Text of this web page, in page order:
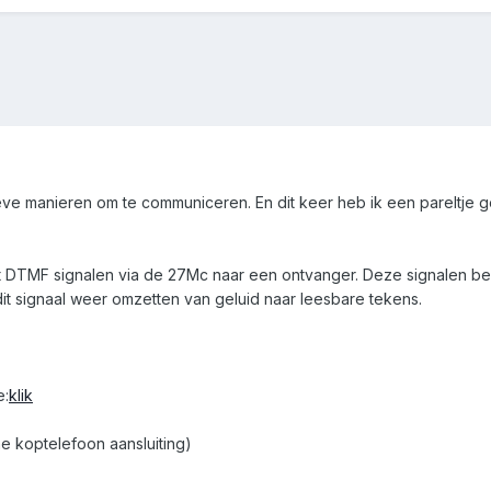
manieren om te communiceren. En dit keer heb ik een pareltje
signalen via de 27Mc naar een ontvanger. Deze signalen
signaal weer omzetten van geluid naar leesbare tekens.
klik
koptelefoon aansluiting)